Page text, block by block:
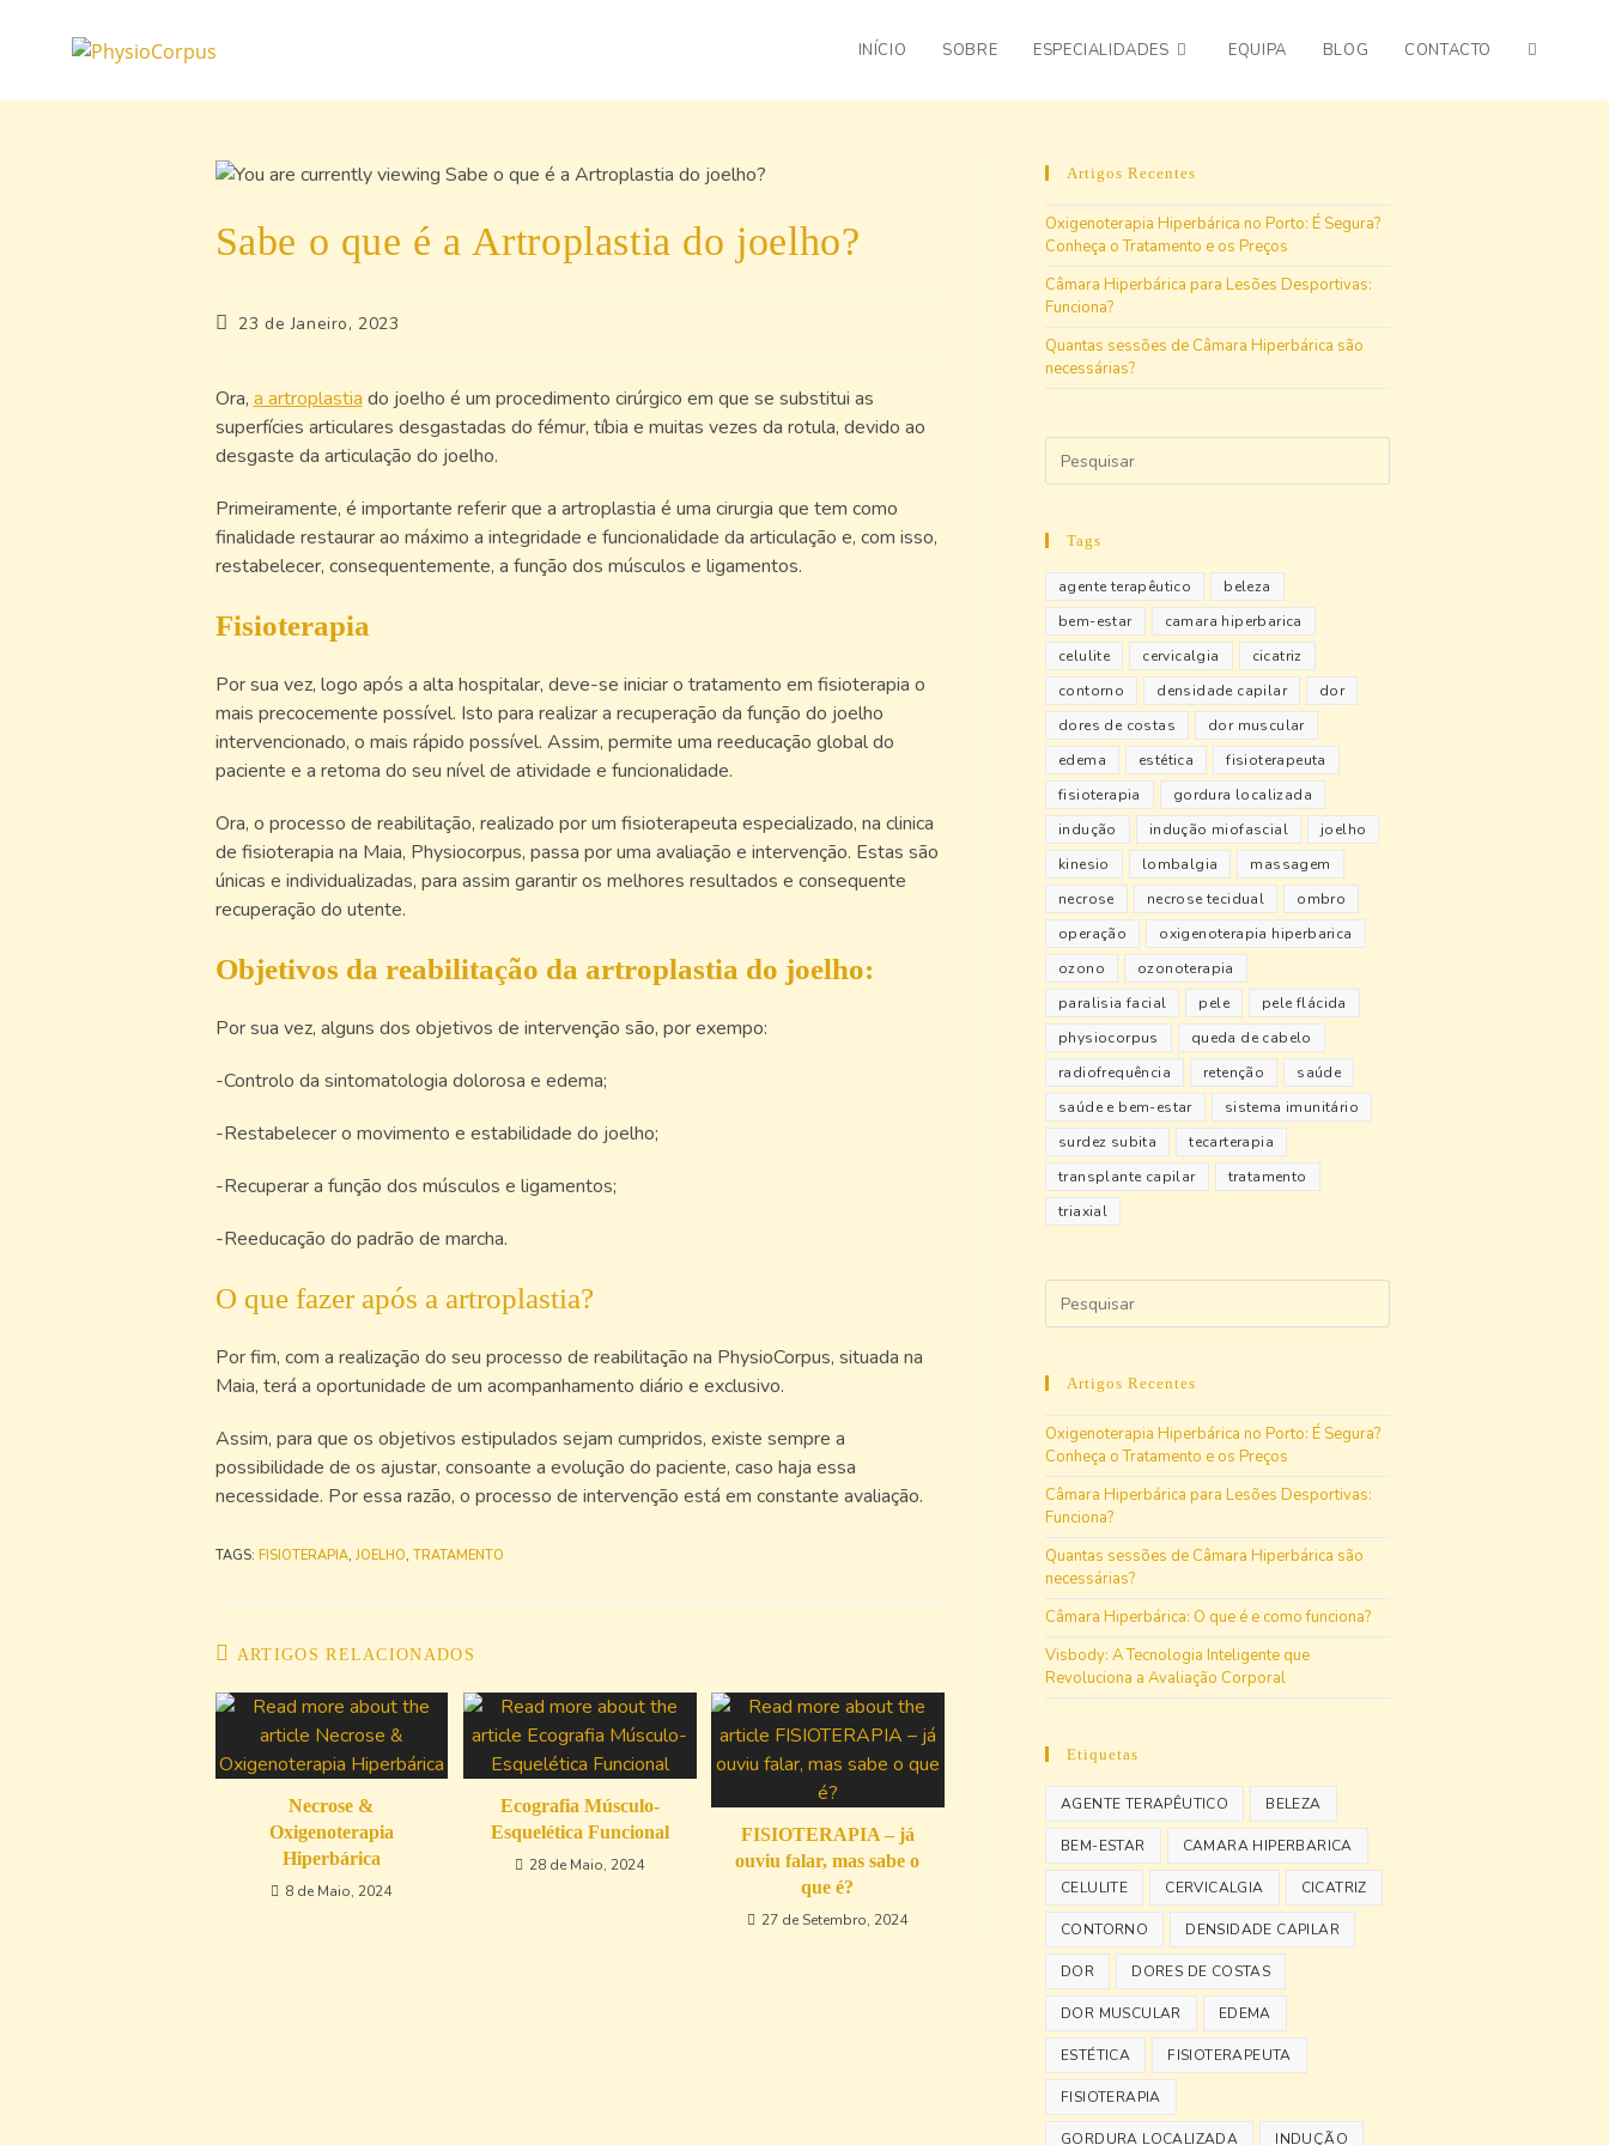
INÍCIO SOBRE ESPECIALIDADES EQUIPA BLOG CONTACTO
Sabe o que é a Artroplastia do joelho?
23 de Janeiro, 2023
Ora, a artroplastia do joelho é um procedimento cirúrgico em que se substitui as
superfícies articulares desgastadas do fémur, tíbia e muitas vezes da rotula, devido ao
desgaste da articulação do joelho.
Primeiramente, é importante referir que a artroplastia é uma cirurgia que tem como
finalidade restaurar ao máximo a integridade e funcionalidade da articulação e, com isso,
restabelecer, consequentemente, a função dos músculos e ligamentos.
Fisioterapia
Por sua vez, logo após a alta hospitalar, deve-se iniciar o tratamento em fisioterapia o
mais precocemente possível. Isto para realizar a recuperação da função do joelho
intervencionado, o mais rápido possível. Assim, permite uma reeducação global do
paciente e a retoma do seu nível de atividade e funcionalidade.
Ora, o processo de reabilitação, realizado por um fisioterapeuta especializado, na clinica
de fisioterapia na Maia, Physiocorpus, passa por uma avaliação e intervenção. Estas são
únicas e individualizadas, para assim garantir os melhores resultados e consequente
recuperação do utente.
Objetivos da reabilitação da artroplastia do joelho:
Por sua vez, alguns dos objetivos de intervenção são, por exempo:
-Controlo da sintomatologia dolorosa e edema;
-Restabelecer o movimento e estabilidade do joelho;
-Recuperar a função dos músculos e ligamentos;
-Reeducação do padrão de marcha.
O que fazer após a artroplastia?
Por fim, com a realização do seu processo de reabilitação na PhysioCorpus, situada na
Maia, terá a oportunidade de um acompanhamento diário e exclusivo.
Assim, para que os objetivos estipulados sejam cumpridos, existe sempre a
possibilidade de os ajustar, consoante a evolução do paciente, caso haja essa
necessidade. Por essa razão, o processo de intervenção está em constante avaliação.
TAGS: FISIOTERAPIA, JOELHO, TRATAMENTO
ARTIGOS RELACIONADOS
Necrose &
Oxigenoterapia
Hiperbárica
8 de Maio, 2024
Ecografia Músculo-
Esquelética Funcional
28 de Maio, 2024
FISIOTERAPIA – já
ouviu falar, mas sabe o
que é?
27 de Setembro, 2024
Artigos Recentes
Oxigenoterapia Hiperbárica no Porto: É Segura?
Conheça o Tratamento e os Preços
Câmara Hiperbárica para Lesões Desportivas:
Funciona?
Quantas sessões de Câmara Hiperbárica são
necessárias?
Tags
agente terapêutico
beleza
bem-estar
camara hiperbarica
celulite
cervicalgia
cicatriz
contorno
densidade capilar
dor
dores de costas
dor muscular
edema
estética
fisioterapeuta
fisioterapia
gordura localizada
indução
indução miofascial
joelho
kinesio
lombalgia
massagem
necrose
necrose tecidual
ombro
operação
oxigenoterapia hiperbarica
ozono
ozonoterapia
paralisia facial
pele
pele flácida
physiocorpus
queda de cabelo
radiofrequência
retenção
saúde
saúde e bem-estar
sistema imunitário
surdez subita
tecarterapia
transplante capilar
tratamento
triaxial
Artigos Recentes
Oxigenoterapia Hiperbárica no Porto: É Segura?
Conheça o Tratamento e os Preços
Câmara Hiperbárica para Lesões Desportivas:
Funciona?
Quantas sessões de Câmara Hiperbárica são
necessárias?
Câmara Hiperbárica: O que é e como funciona?
Visbody: A Tecnologia Inteligente que
Revoluciona a Avaliação Corporal
Etiquetas
AGENTE TERAPÊUTICO BELEZA
BEM-ESTAR CAMARA HIPERBARICA
CELULITE CERVICALGIA CICATRIZ
CONTORNO DENSIDADE CAPILAR
DOR DORES DE COSTAS
DOR MUSCULAR EDEMA
ESTÉTICA FISIOTERAPEUTA
FISIOTERAPIA
GORDURA LOCALIZADA INDUÇÃO